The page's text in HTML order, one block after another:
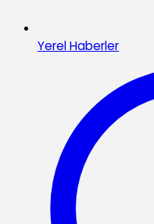
Yerel Haberler